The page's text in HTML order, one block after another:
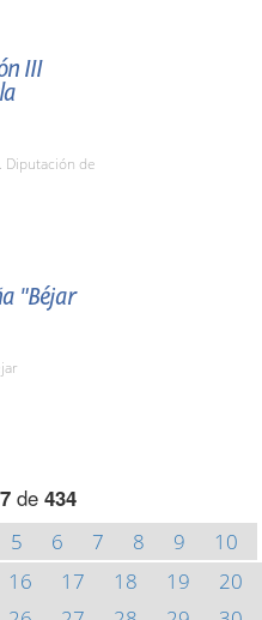
III
Diputación de
"Béjar
de 434
5 6 7 8 9
10
16 17 18 19
20